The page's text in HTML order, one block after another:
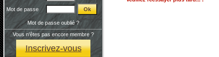
Mot de passe
Mot de passe oublié ?
Vous n'êtes pas encore membre ?
Inscrivez-vous